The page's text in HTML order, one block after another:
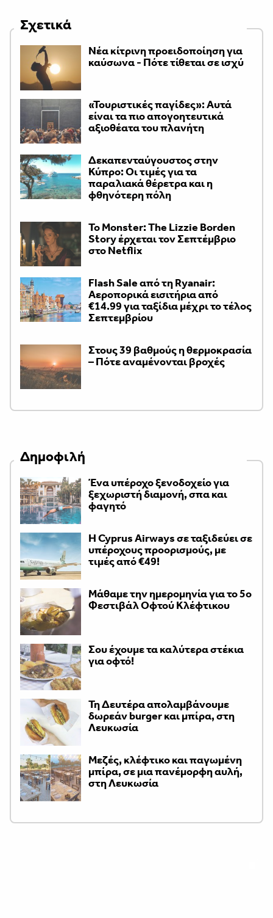
Σχετικά
Νέα κίτρινη προειδοποίηση για
καύσωνα - Πότε τίθεται σε ισχύ
«Τουριστικές παγίδες»: Αυτά
είναι τα πιο απογοητευτικά
αξιοθέατα του πλανήτη
Δεκαπενταύγουστος στην
Κύπρο: Οι τιμές για τα
παραλιακά θέρετρα και η
φθηνότερη πόλη
Το Monster: The Lizzie Borden
Story έρχεται τον Σεπτέμβριο
στο Netflix
Flash Sale από τη Ryanair:
Αεροπορικά εισιτήρια από
€14.99 για ταξίδια μέχρι το τέλος
Σεπτεμβρίου
Στους 39 βαθμούς η θερμοκρασία
– Πότε αναμένονται βροχές
Δημοφιλή
Ένα υπέροχο ξενοδοχείο για
ξεχωριστή διαμονή, σπα και
φαγητό
H Cyprus Airways σε ταξιδεύει σε
υπέροχους προορισμούς, με
τιμές από €49!
Μάθαμε την ημερομηνία για το 5ο
Φεστιβάλ Οφτού Κλέφτικου
Σου έχουμε τα καλύτερα στέκια
για οφτό!
Τη Δευτέρα απολαμβάνουμε
δωρεάν burger και μπίρα, στη
Λευκωσία
Μεζές, κλέφτικο και παγωμένη
μπίρα, σε μια πανέμορφη αυλή,
στη Λευκωσία